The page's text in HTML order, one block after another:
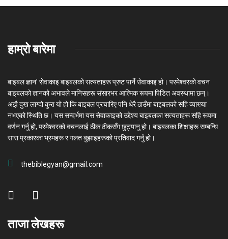
हाम्रो बारेमा
बाइबल ज्ञान’ सेवाकाइ बाइबलको सत्यताहरू प्रष्ट पार्ने सेवाकाइ हो। परमेश्‍वरको वचन
बाइबलको ज्ञानको अभावले मानिसहरू संसारभर आत्मिक रूपमा पिडित अवस्थामा छन्।
अझै दुख लाग्दो कुरा यो हो कि बाइबल प्रचारिए पनि धेरै ठाउँमा बाइबलको सहि व्याख्या
नभएको स्थिति छ। यस सन्दर्भमा यस सेवाकाइको उद्देश्य बाइबलका सत्यताहरू सहि रूपमा
वर्णन गर्नु हो, परमेश्वरको वचनलाई ठीक ठीकसँग छुट्यानु हो। बाइबलका शिक्षाहरू सम्बन्धि
सारा प्रकारका भ्रमहरू र गलत बुझाइहरूको प्रतिवाद गर्नु हो।
thebiblegyan@gmail.com
ताजा लेखहरू